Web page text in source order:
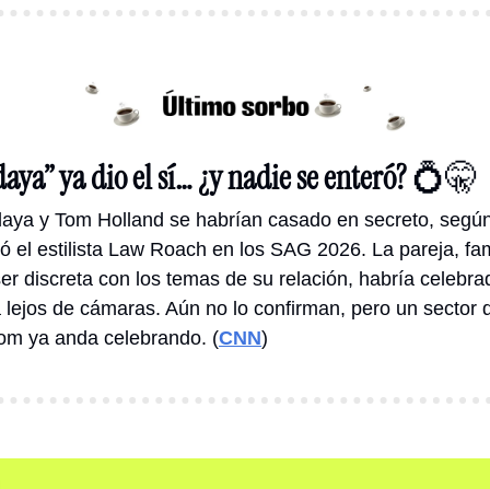
ya dio el sí… ¿y nadie se enteró? 💍🤫
y Tom Holland se habrían casado en secreto,
el estilista Law Roach en los SAG 2026. La pareja,
discreta con los temas de su relación, habría
lejos de cámaras. Aún no lo confirman, pero un sector
ya anda celebrando. (CNN)